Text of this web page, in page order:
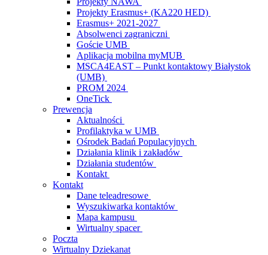
Projekty Erasmus+ (KA220 HED)
Erasmus+ 2021-2027
Absolwenci zagraniczni
Goście UMB
Aplikacja mobilna myMUB
MSCA4EAST – Punkt kontaktowy Białystok
(UMB)
PROM 2024
OneTick
Prewencja
Aktualności
Profilaktyka w UMB
Ośrodek Badań Populacyjnych
Działania klinik i zakładów
Działania studentów
Kontakt
Kontakt
Dane teleadresowe
Wyszukiwarka kontaktów
Mapa kampusu
Wirtualny spacer
Poczta
Wirtualny Dziekanat